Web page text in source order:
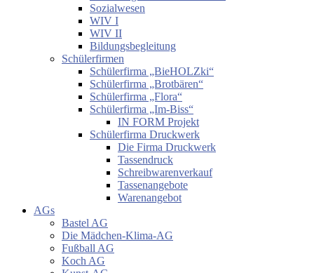
Sozialwesen
WIV I
WIV II
Bildungsbegleitung
Schülerfirmen
Schülerfirma „BieHOLZki“
Schülerfirma „Brotbären“
Schülerfirma „Flora“
Schülerfirma „Im-Biss“
IN FORM Projekt
Schülerfirma Druckwerk
Die Firma Druckwerk
Tassendruck
Schreibwarenverkauf
Tassenangebote
Warenangebot
AGs
Bastel AG
Die Mädchen-Klima-AG
Fußball AG
Koch AG